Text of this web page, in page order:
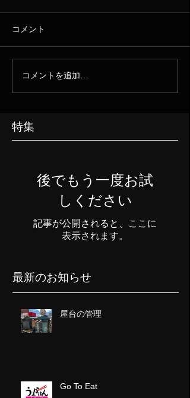
コメント
コメントを追加…
特集
後でもう一度お試
しください
記事が公開されると、ここに
表示されます。
最新のお知らせ
屋台の管理
Go To Eat